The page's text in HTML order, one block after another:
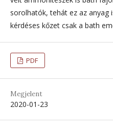
sorolhatók, tehát ez az anyag
kérdéses kőzet csak a bath
PDF
Megjelent
2020-01-23